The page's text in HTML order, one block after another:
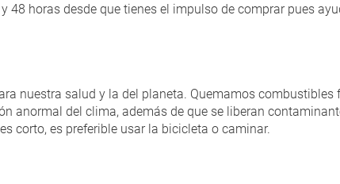
48 horas desde que tienes el impulso de comprar pues
nuestra salud y la del planeta. Quemamos combustibles
anormal del clima, además de que se liberan
corto, es preferible usar la bicicleta o caminar.